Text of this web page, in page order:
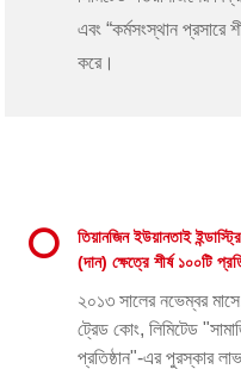
এবং “কর্মসংস্থান প্রসারে
করে।
তিয়ানজিন ইউয়ানতাই
(দান) ক্ষেত্রে শীর্ষ ১০০টি
২০১৩ সালের নভেম্বর
ট্রেড কোং, লিমিটেড
প্রতিষ্ঠান"-এর পুরস্কার